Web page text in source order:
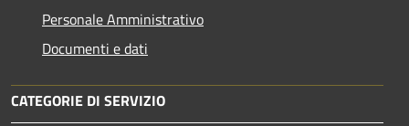
Personale Amministrativo
Documenti e dati
CATEGORIE DI SERVIZIO